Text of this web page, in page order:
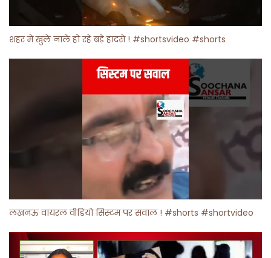
शहर में खुले नाले हो रहे बड़े हादसे ! #shortsvideo #shorts
लखनऊ वायरल वीडियो सिस्टम पर सवाल ! #shorts #shortvideo